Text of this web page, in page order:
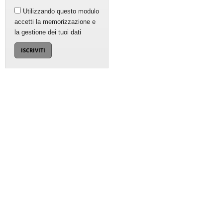
Utilizzando questo modulo
accetti la memorizzazione e
la gestione dei tuoi dati